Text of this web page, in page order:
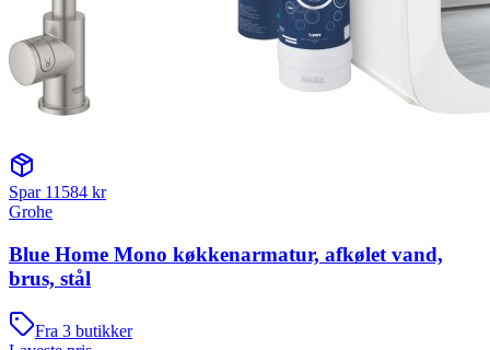
Spar 11584 kr
Grohe
Blue Home Mono køkkenarmatur, afkølet vand,
brus, stål
Fra 3 butikker